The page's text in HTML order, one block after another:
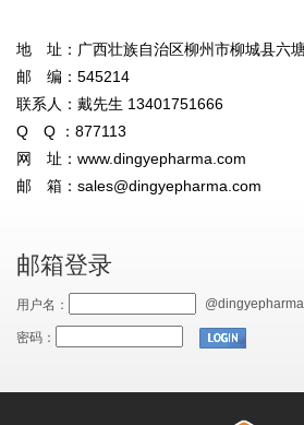
地 址：广西壮族自治区柳州市柳城县六
邮 编：545214
联系人：戴先生 13401751666
Q Q ：877113
网 址： www.dingyepharma.com
邮 箱： sales@dingyepharma.com
邮箱登录
用户名：
密码：